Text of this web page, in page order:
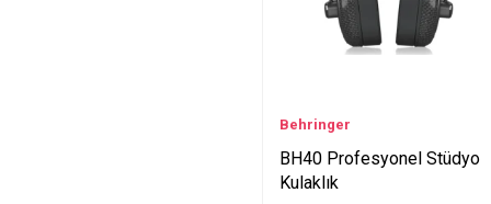
Behringer
BH40 Profesyonel Stüdyo
Kulaklık